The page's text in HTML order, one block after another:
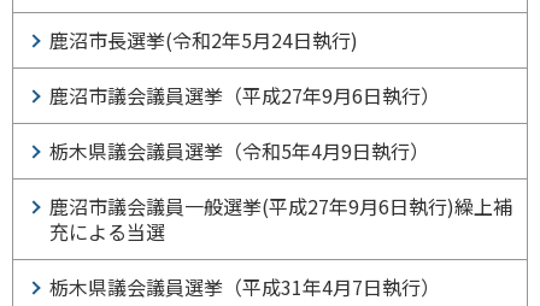
鹿沼市長選挙(令和2年5月24日執行)
鹿沼市議会議員選挙（平成27年9月6日執行）
栃木県議会議員選挙（令和5年4月9日執行）
鹿沼市議会議員一般選挙(平成27年9月6日執行)繰上補
充による当選
栃木県議会議員選挙（平成31年4月7日執行）